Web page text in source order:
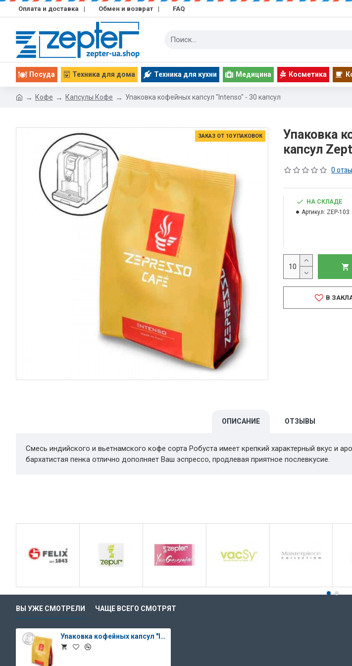
Оплата и доставка | Обмен и возврат | FAQ
Посуда Техника для дома Техника для кухни Медицина Косметика
Кофе Капсулы Кофе Упаковка кофейных капсул "Intenso" - 30 капсул
ЗАКАЗ ОТ 10 УПАКОВОК
Упаковка
капсул
0
НА СКЛАДЕ
Артикул: ZEP-103
В
ОПИСАНИЕ ОТЗЫВЫ
Смесь индийского и вьетнамского кофе сорта Робуста имеет крепкий характерный вкус и
бархатистая пенка отлично дополняет Ваш эспрессо, продлевая приятное послевкусие.
ВЫ УЖЕ СМОТРЕЛИ ЧАЩЕ ВСЕГО СМОТРЯТ
Упаковка кофейных капсул "Intenso" - 30 капсул